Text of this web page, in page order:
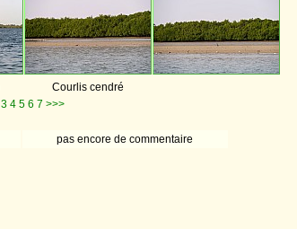
Courlis cendré
3 4 5 6 7 >>>
pas encore de commentaire